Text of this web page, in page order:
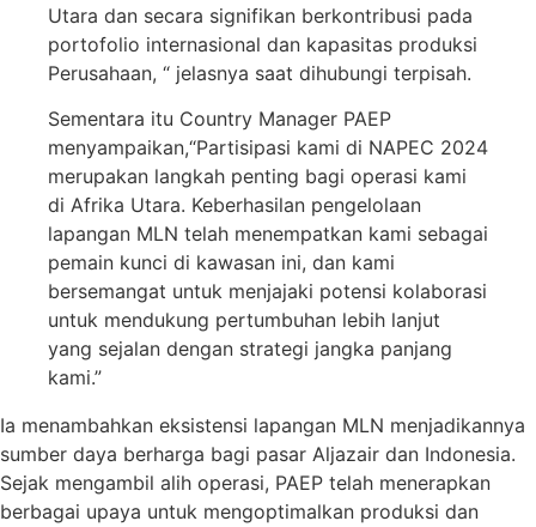
Utara dan secara signifikan berkontribusi pada
portofolio internasional dan kapasitas produksi
Perusahaan, “ jelasnya saat dihubungi terpisah.
Sementara itu Country Manager PAEP
menyampaikan,“Partisipasi kami di NAPEC 2024
merupakan langkah penting bagi operasi kami
di Afrika Utara. Keberhasilan pengelolaan
lapangan MLN telah menempatkan kami sebagai
pemain kunci di kawasan ini, dan kami
bersemangat untuk menjajaki potensi kolaborasi
untuk mendukung pertumbuhan lebih lanjut
yang sejalan dengan strategi jangka panjang
kami.”
Ia menambahkan eksistensi lapangan MLN menjadikannya
sumber daya berharga bagi pasar Aljazair dan Indonesia.
Sejak mengambil alih operasi, PAEP telah menerapkan
berbagai upaya untuk mengoptimalkan produksi dan